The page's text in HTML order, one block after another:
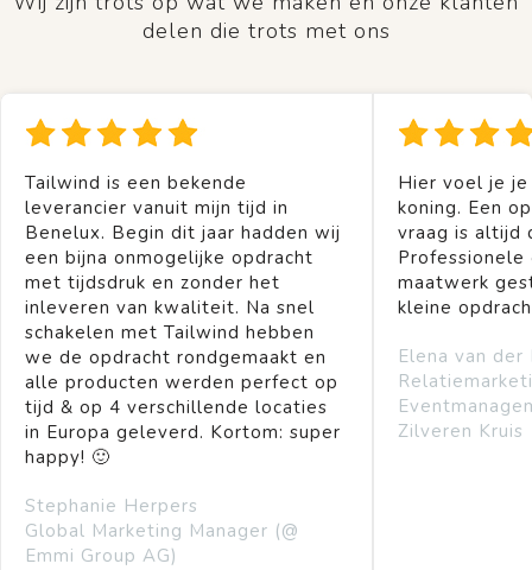
delen die trots met ons
Tailwind is een bekende
leverancier vanuit mijn tijd in
Benelux. Begin dit jaar hadden wij
een bijna onmogelijke opdracht
met tijdsdruk en zonder het
inleveren van kwaliteit. Na snel
schakelen met Tailwind hebben
we de opdracht rondgemaakt en
alle producten werden perfect op
tijd & op 4 verschillende locaties
in Europa geleverd. Kortom: super
happy! 🙂
Stephanie Herpers
Global Marketing Manager (@
Emmi Group AG)
Hier voel je
koning. Een
vraag is altijd
Professionele
maatwerk
kleine
Elena van der
Zilveren Kruis